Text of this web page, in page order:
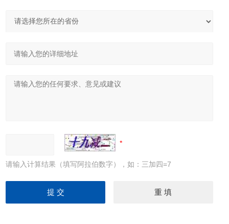
请输入计算结果（填写阿拉伯数字），如：三加四=7